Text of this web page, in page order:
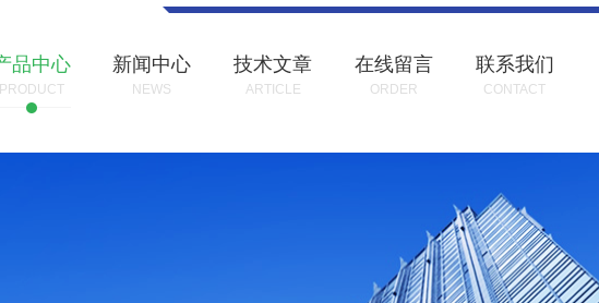
品中心
PRODUCT
新闻中心
NEWS
技术文章
ARTICLE
在线留言
ORDER
联系我们
CONTACT